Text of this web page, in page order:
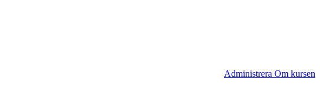
Administrera Om kursen